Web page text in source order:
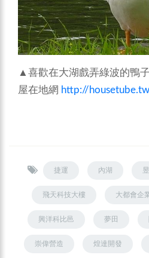
▲喜歡在大湖戲弄綠波的鴨子
屋在地網 http://
捷運 內湖
飛天科技大樓 大都會企
興洋科比邑 夢田
崇偉營造 煌達開發